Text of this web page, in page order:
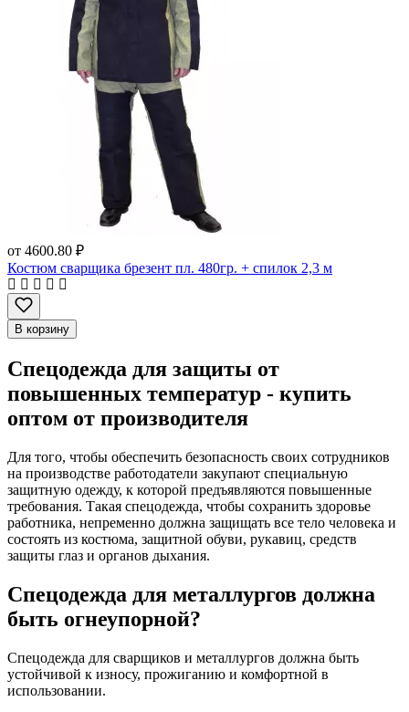
от 4600.80 ₽
Костюм сварщика брезент пл. 480гр. + спилок 2,3 м
В корзину
Спецодежда для защиты от
повышенных температур - купить
оптом от производителя
Для того, чтобы обеспечить безопасность своих сотрудников
на производстве работодатели закупают специальную
защитную одежду, к которой предъявляются повышенные
требования. Такая спецодежда, чтобы сохранить здоровье
работника, непременно должна защищать все тело человека и
состоять из костюма, защитной обуви, рукавиц, средств
защиты глаз и органов дыхания.
Спецодежда для металлургов должна
быть огнеупорной?
Спецодежда для сварщиков и металлургов должна быть
устойчивой к износу, прожиганию и комфортной в
использовании.